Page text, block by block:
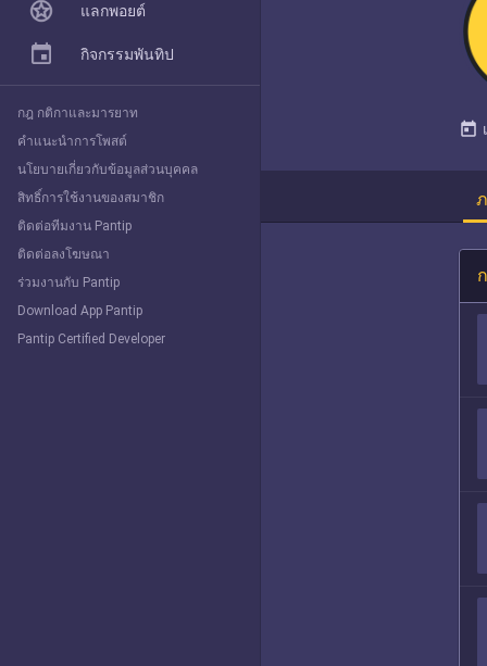
today
Explore
แลกพอยต์
กิจกรรมพันทิป
กฎ กติกาและมารยาท
คำแนะนำการโพสต์
นโยบายเกี่ยวกับข้อมูลส่วนบุคคล
สิทธิ์การใช้งานของสมาชิก
ติดต่อทีมงาน Pantip
ติดต่อลงโฆษณา
ร่วมงานกับ Pantip
Download App Pantip
Pantip Certified Developer